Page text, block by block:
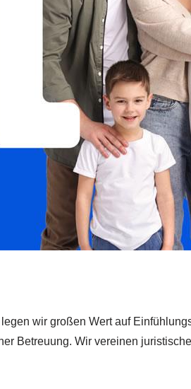
wir großen Wert auf
Betreuung. Wir vereinen